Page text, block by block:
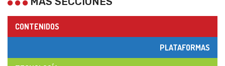
CONTENIDOS
PLATAFORMAS